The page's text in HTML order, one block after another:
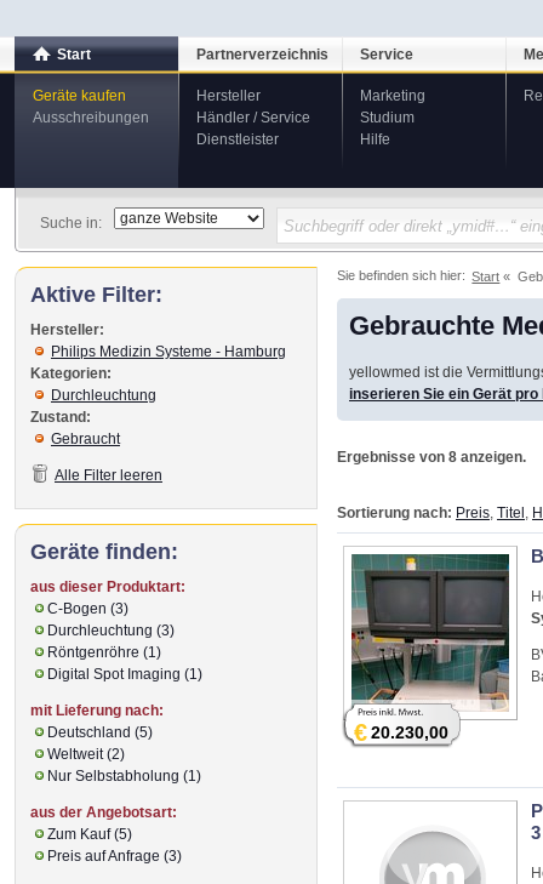
Start
Geräte kaufen
Ausschreibungen
Partnerverzeichnis
Hersteller
Händler / Service
Dienstleister
Service
Marketing
Studium
Hilfe
Suche in:
Sie befinden sich hier: Start
Gebrauchte
yellowmed ist die
inserieren Sie ein Gerät
Ergebnisse von 8 anzeigen.
Sortierung nach: Preis Titel
€20.230,00
3
Aktive Filter:
Hersteller:
Philips Medizin Systeme - Hamburg
Kategorien:
Durchleuchtung
Zustand:
Gebraucht
Alle Filter leeren
Geräte finden:
aus dieser Produktart:
C-Bogen (3)
Durchleuchtung (3)
Röntgenröhre (1)
Digital Spot Imaging (1)
mit Lieferung nach:
Deutschland (5)
Weltweit (2)
Nur Selbstabholung (1)
aus der Angebotsart:
Zum Kauf (5)
Preis auf Anfrage (3)